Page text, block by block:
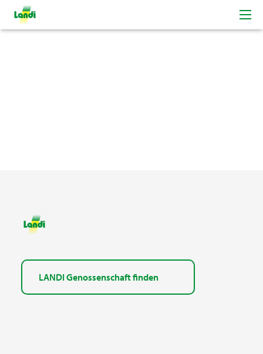
LANDI Genossenschaft finden